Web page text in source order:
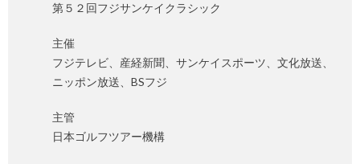
第５２回フジサンケイクラシック
主催
フジテレビ、産経新聞、サンケイスポーツ、文化放送、
ニッポン放送、BSフジ
主管
日本ゴルフツアー機構